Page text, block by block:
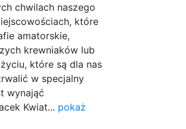
chwilach naszego
które
amatorskie,
krewniaków lub
które są dla nas
w specjalny
wynająć
Kwiat... pokaż